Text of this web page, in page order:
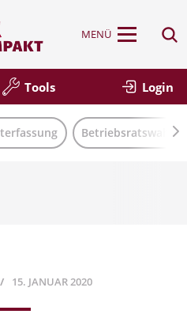
MENÜ
Tools Login
Betriebsratswahl
15. JANUAR 2020